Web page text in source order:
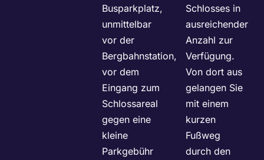
Busparkplatz,
unmittelbar
vor der
Bergbahnstation,
vor dem
Eingang zum
Schlossareal
gegen eine
kleine
Parkgebühr
Schlosses in
ausreichender
Anzahl zur
Verfügung.
Von dort aus
gelangen Sie
mit einem
kurzen
Fußweg
durch den